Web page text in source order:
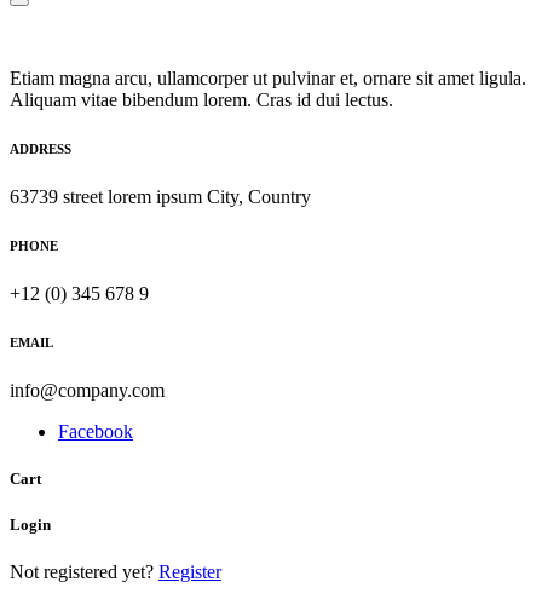
Etiam magna arcu, ullamcorper ut pulvinar et, ornare sit amet ligula.
Aliquam vitae bibendum lorem. Cras id dui lectus.
ADDRESS
63739 street lorem ipsum City, Country
PHONE
+12 (0) 345 678 9
EMAIL
info@company.com
Facebook
Cart
Login
Not registered yet? Register